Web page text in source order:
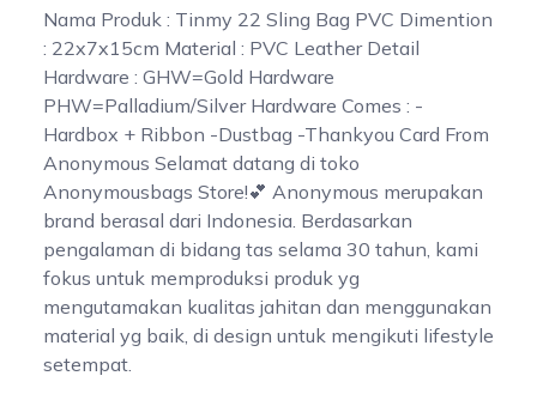
Nama Produk : Tinmy 22 Sling Bag PVC Dimention
: 22x7x15cm Material : PVC Leather Detail
Hardware : GHW=Gold Hardware
PHW=Palladium/Silver Hardware Comes : -
Hardbox + Ribbon -Dustbag -Thankyou Card From
Anonymous Selamat datang di toko
Anonymousbags Store!💕 Anonymous merupakan
brand berasal dari Indonesia. Berdasarkan
pengalaman di bidang tas selama 30 tahun, kami
fokus untuk memproduksi produk yg
mengutamakan kualitas jahitan dan menggunakan
material yg baik, di design untuk mengikuti lifestyle
setempat.